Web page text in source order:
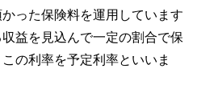
った保険料を運用しています
益を見込んで一定の割合で保
の利率を予定利率といいま